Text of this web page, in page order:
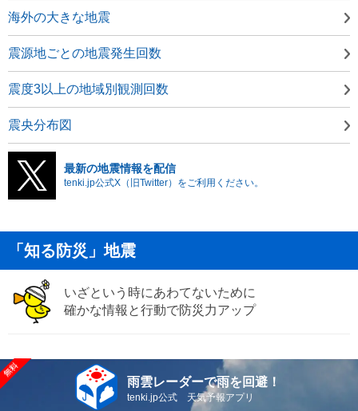
海外の大きな地震
震源地ごとの地震発生回数
震度3以上の地域別観測回数
震央分布図
最新の地震情報を配信
tenki.jp公式X（旧Twitter）をご利用ください。
「知る防災」地震
いざという時にあわてないために
確かな情報と行動で防災力アップ
雨雲レーダーで雨を回避！
tenki.jp公式 天気予報アプリ